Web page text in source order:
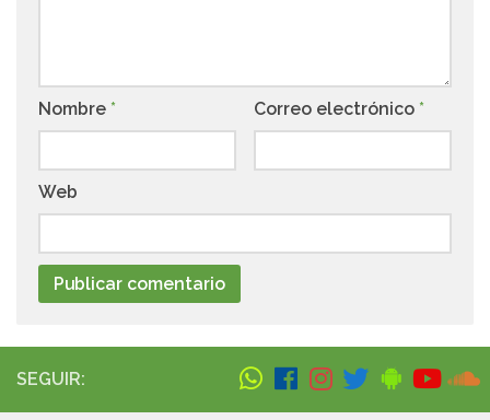
Nombre * Correo electrónico *
Web
SEGUIR: